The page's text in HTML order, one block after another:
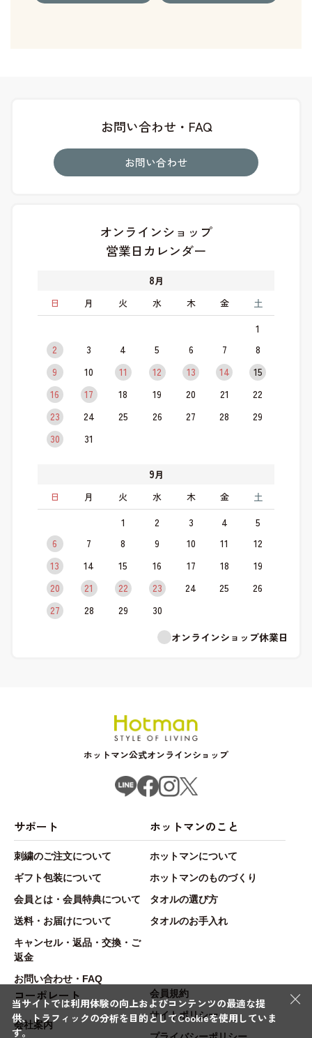
お問い合わせ・FAQ
お問い合わせ
オンラインショップ
営業日カレンダー
8月
日
月 火 水 木 金 土
1
2
3 4 5 6 7
8
9
10 11 12 13 14
15
16
17 18 19 20 21
22
23
24 25 26 27 28
29
30
31
9月
日
月 火 水 木 金 土
1 2 3 4
5
6
7 8 9 10 11
12
13
14 15 16 17 18
19
20
21 22 23 24 25
26
27
28 29
30
オンラインショップ休業日
ホットマン公式オンラインショップ
サポート
刺繍のご注文について
ギフト包装について
会員とは・会員特典について
送料・お届けについて
キャンセル・返品・交換・ご
返金
お問い合わせ・FAQ
ホットマンのこと
ホットマンについて
ホットマンのものづくり
タオルの選び方
タオルのお手入れ
コーポレート
会社案内
会員規約
サイトポリシー
×
当サイトでは利用体験の向上およびコンテンツの最適な提
供、トラフィックの分析を目的としてCookieを使用していま
す。